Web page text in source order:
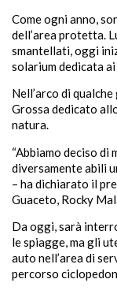
Come ogni anno,
dell’area protetta.
smantellati, oggi
solarium dedicata
Nell’arco di
Grossa dedicato
natura.
“Abbiamo deciso
diversamente abili
– ha dichiarato il
Guaceto, Rocky
Da oggi, sarà
le spiagge, ma gli
auto nell’area di
percorso